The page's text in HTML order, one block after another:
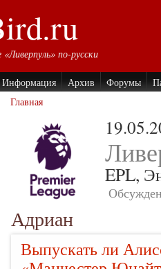
по-русски
Информация Архив Форумы
Главная
EPL,
Адриан
Выпускать ли